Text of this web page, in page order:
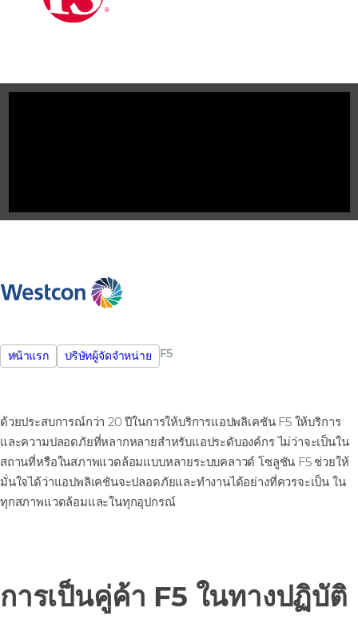
หน้าแรก บริษัทผู้จัดจำหน่าย F5
ด้วยประสบการณ์กว่า 20 ปีในการให้บริการแอปพลิเคชัน F5 ให้บริการ
และความปลอดภัยที่หลากหลายสําหรับแอประดับองค์กร ไม่ว่าจะเป็นใน
สถานที่หรือในสภาพแวดล้อมแบบหลายระบบคลาวด์ โซลูชัน F5 ช่วยให้
มั่นใจได้ว่าแอปพลิเคชันจะปลอดภัยและทํางานได้อย่างที่ควรจะเป็น ใน
ทุกสภาพแวดล้อมและในทุกอุปกรณ์
การเป็นคู่ค้า F5 ในทางปฏิบัติ